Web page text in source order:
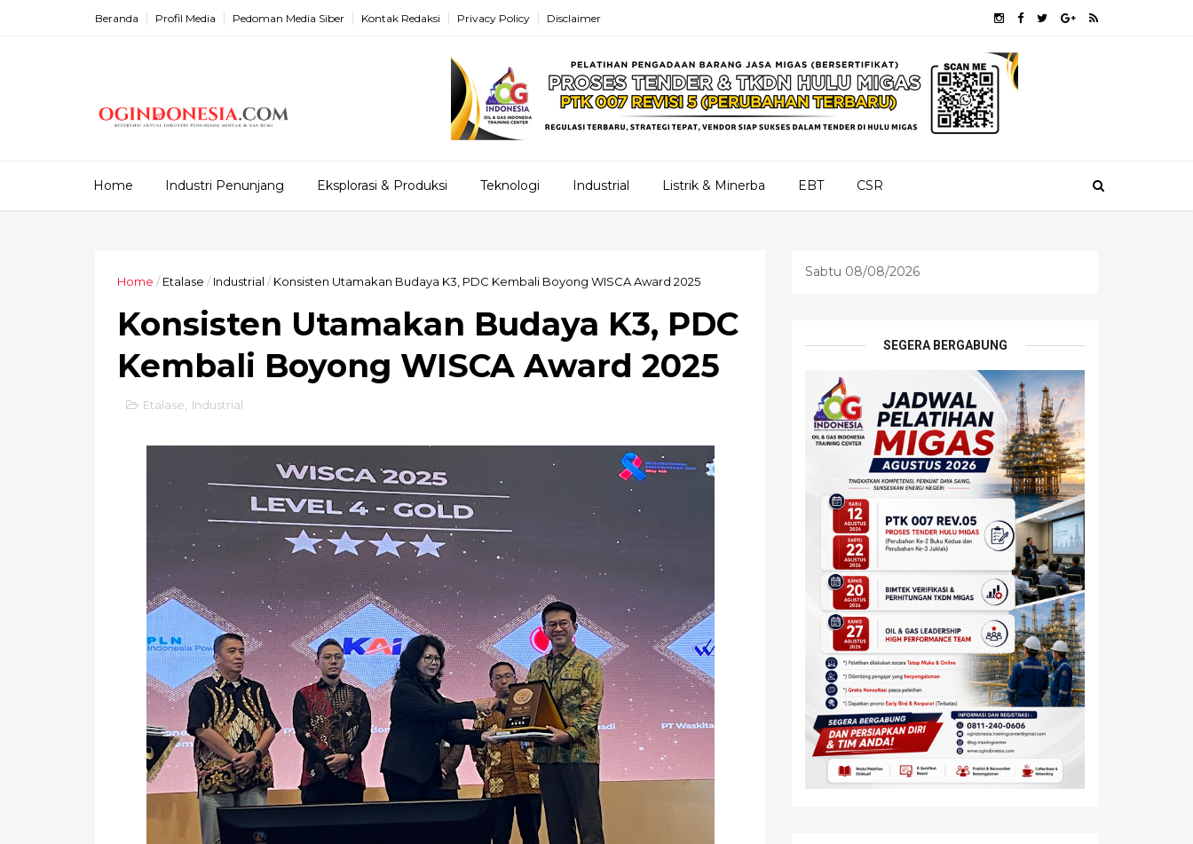
Beranda Profil Media Pedoman Media Siber Kontak Redaksi Privacy Policy Disclaimer
Home Industri Penunjang Eksplorasi & Produksi Teknologi Industrial Listrik & Minerba EBT CSR
Home / Etalase / Industrial / Konsisten Utamakan Budaya K3, PDC Kembali Boyong WISCA Award 2025
Konsisten Utamakan Budaya K3, PDC
Kembali Boyong WISCA Award 2025
Etalase Industrial
Sabtu 08/08/2026
SEGERA BERGABUNG